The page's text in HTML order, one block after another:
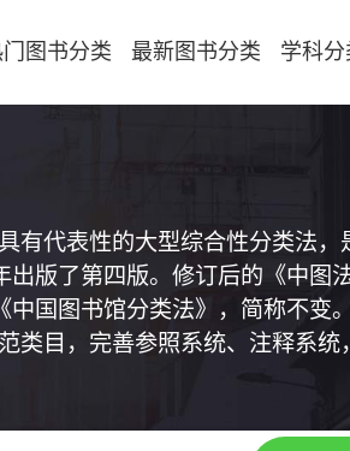
门图书分类 最新图书分类 学科
有代表性的大型综合性分类法，
版了第四版。修订后的《中图
国图书馆分类法》，简称不变
类目，完善参照系统、注释系统